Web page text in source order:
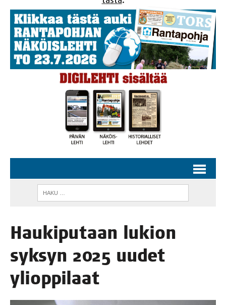
Hau­ki­pu­taan lukion
syk­syn 2025 uudet
ylioppilaat